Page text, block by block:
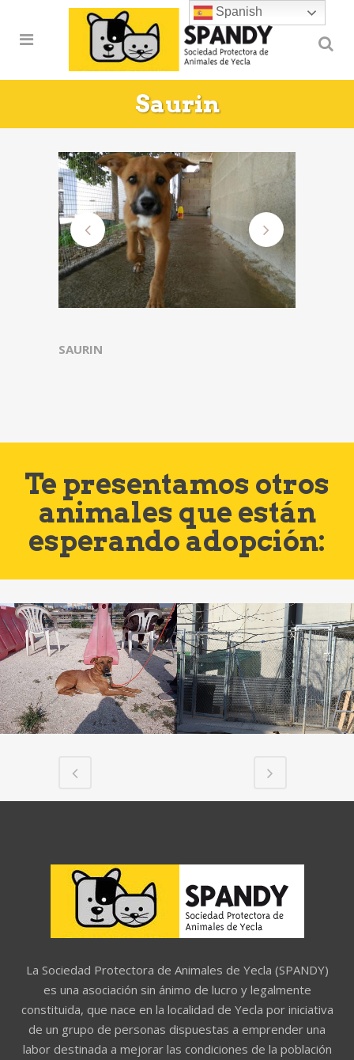
Saurin
SAURIN
Te presentamos otros
animales que están
esperando adopción:
La Sociedad Protectora de Animales de Yecla (SPANDY)
es una asociación sin ánimo de lucro y legalmente
constituida, que nace en la localidad de Yecla por iniciativa
de un grupo de personas dispuestas a emprender una
labor destinada a mejorar las condiciones de la población
Spanish